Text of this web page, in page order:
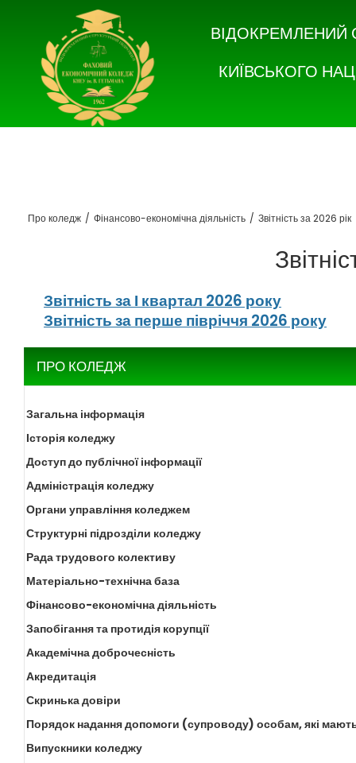
ВІДОКРЕМЛЕНИЙ
КИЇВСЬКОГО
Про коледж / Фінансово-економічна діяльність / Звітність за 2026 рік
Звітність за І квартал 2026 року
Звітність за перше півріччя 2026 року
ПРО КОЛЕДЖ
Загальна інформація
Історія коледжу
Доступ до публічної інформації
Адміністрація коледжу
Органи управління коледжем
Структурні підрозділи коледжу
Рада трудового колективу
Матеріально-технічна база
Фінансово-економічна діяльність
Запобігання та протидія корупції
Академічна доброчесність
Акредитація
Скринька довіри
Порядок надання допомоги (супроводу) особам, які
Випускники коледжу